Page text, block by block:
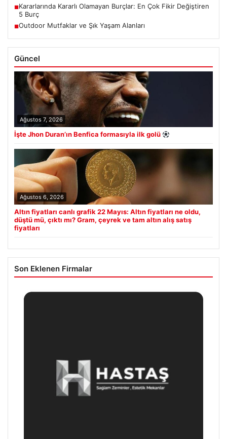
■Kararlarında Kararlı Olamayan Burçlar: En Çok Fikir Değiştiren
5 Burç
■Outdoor Mutfaklar ve Şık Yaşam Alanları
Güncel
Ağustos 7, 2026
İşte Jhon Duran’ın Benfica formasıyla ilk golü
Ağustos 6, 2026
Altın fiyatları canlı grafik 22 Mayıs: Altın fiyatları ne oldu,
düştü mü, çıktı mı? Gram, çeyrek ve tam altın alış satış
fiyatları
Son Eklenen Firmalar